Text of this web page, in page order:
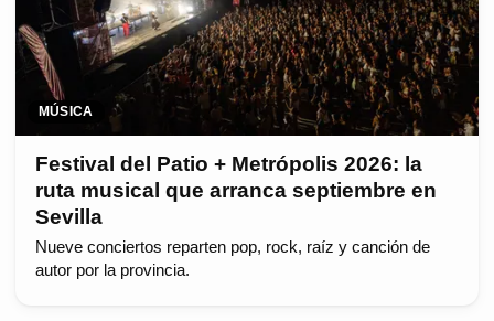
MÚSICA
Festival del Patio + Metrópolis 2026: la
ruta musical que arranca septiembre en
Sevilla
Nueve conciertos reparten pop, rock, raíz y canción de
autor por la provincia.